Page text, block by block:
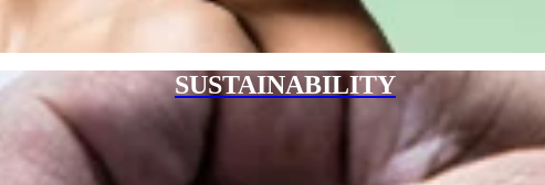
SUSTAINABILITY